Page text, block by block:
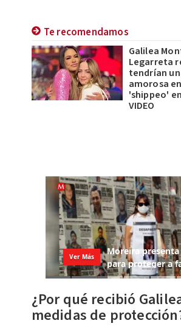
Te recomendamos
Galilea
Legarreta
tendrían
amorosa
'shippeo'
VIDEO
¿Por qué recibió
medidas de